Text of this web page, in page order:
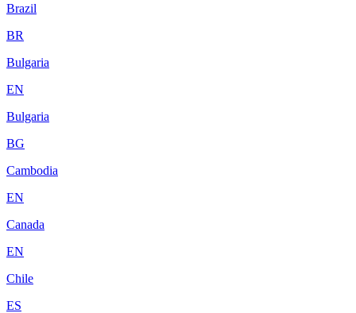
Brazil
BR
Bulgaria
EN
Bulgaria
BG
Cambodia
EN
Canada
EN
Chile
ES